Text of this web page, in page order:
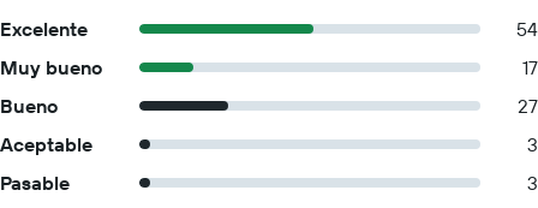
Excelente
54
Muy bueno
17
Bueno
27
Aceptable
3
Pasable
3